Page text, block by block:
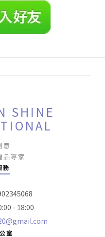
SHINE
意
品專家
務
- 18:00
室